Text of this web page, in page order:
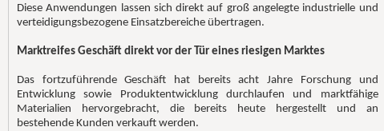
Diese Anwendungen lassen sich direkt auf groß angelegte industrielle und
verteidigungsbezogene Einsatzbereiche übertragen.
Marktreifes Geschäft direkt vor der Tür eines riesigen Marktes
Das fortzuführende Geschäft hat bereits acht Jahre Forschung und
Entwicklung sowie Produktentwicklung durchlaufen und marktfähige
Materialien hervorgebracht, die bereits heute hergestellt und an
bestehende Kunden verkauft werden.